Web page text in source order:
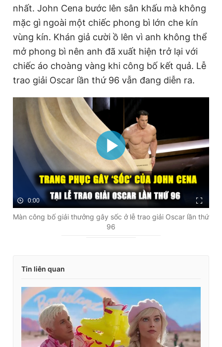
nhất. John Cena bước lên sân khấu mà không
mặc gì ngoài một chiếc phong bì lớn che kín
vùng kín. Khán giả cười ồ lên vì anh không thể
mở phong bì nên anh đã xuất hiện trở lại với
chiếc áo choàng vàng khi công bố kết quả. Lễ
trao giải Oscar lần thứ 96 vẫn đang diễn ra.
0:00
Màn công bố giải thưởng gây sốc ở lễ trao giải Oscar lần thứ
96
Tin liên quan